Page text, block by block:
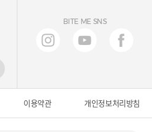
BITE ME SNS
이용약관 개인정보처리방침